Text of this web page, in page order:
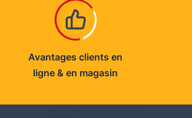
Avantages clients en
ligne & en magasin